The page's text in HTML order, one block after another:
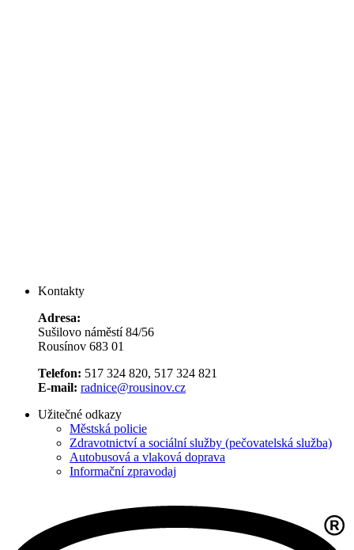
Kontakty
Adresa:
Sušilovo náměstí 84/56
Rousínov 683 01
Telefon: 517 324 820, 517 324 821
E-mail: radnice@rousinov.cz
Užitečné odkazy
Městská policie
Zdravotnictví a sociální služby (pečovatelská služba)
Autobusová a vlaková doprava
Informační zpravodaj